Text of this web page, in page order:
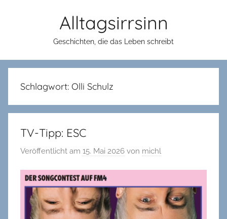
Alltagsirrsinn
Geschichten, die das Leben schreibt
Schlagwort: Olli Schulz
TV-Tipp: ESC
Veröffentlicht am 15. Mai 2026 von michl